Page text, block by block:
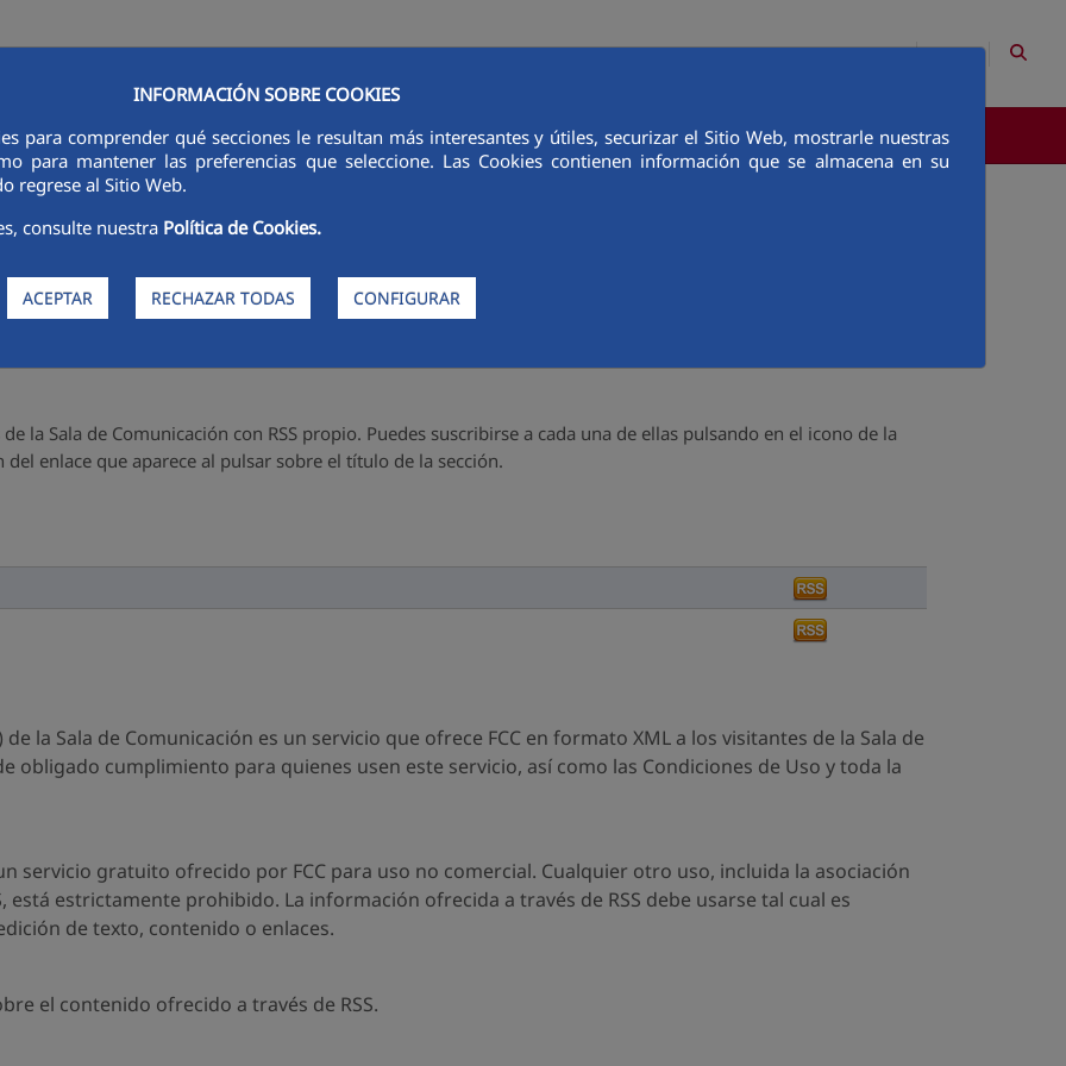
INFORMACIÓN SOBRE COOKIES
para comprender qué secciones le resultan más interesantes y útiles, securizar el Sitio Web, mostrarle nuestras
para mantener las preferencias que seleccione. Las Cookies contienen información que se almacena en su
regrese al Sitio Web.
consulte nuestra Política de Cookies.
ACEPTAR RECHAZAR TODAS CONFIGURAR
Mapa Web Contacto ES
LÍNEAS DE ACTIVIDAD SOSTENIBILIDAD ÉTICA E INTEGRIDAD COMUNICACIÓN
- RSS
la Sala de Comunicación con RSS propio. Puedes suscribirse a cada una de ellas pulsando en el icono de la
enlace que aparece al pulsar sobre el título de la sección.
) de la Sala de Comunicación es un servicio que ofrece FCC en formato XML a los visitantes de la Sala de
obligado cumplimiento para quienes usen este servicio, así como las Condiciones de Uso y toda la
servicio gratuito ofrecido por FCC para uso no comercial. Cualquier otro uso, incluida la asociación
está estrictamente prohibido. La información ofrecida a través de RSS debe usarse tal cual es
de texto, contenido o enlaces.
el contenido ofrecido a través de RSS.